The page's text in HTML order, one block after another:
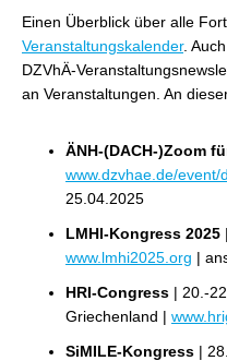
Einen Überblick über alle
Veranstaltungskalender.
DZVhÄ-
an Veranstaltungen. An
ÄNH-(DACH-)Zoom
www.dzvhae.de/event/
25.04.2025
LMHI-Kongress 2025
www.lmhi2025.org |
HRI-Congress | 20.-
Griechenland |
SiMILE-Kongress |